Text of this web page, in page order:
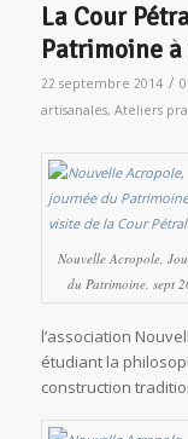
La Cour
Patrimoine
22 septembre 2014 /
artisanales, Ateliers
Nouvelle Acropole,
du Patrimoine, sept
l’association
étudiant la
construction